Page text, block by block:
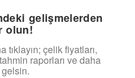
gelişmelerden
olun!
tıklayın; çelik fiyatları,
raporları ve daha
gelsin.